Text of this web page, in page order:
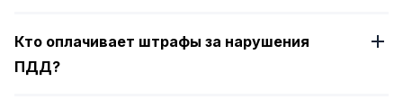
Кто оплачивает штрафы за нарушения
ПДД?